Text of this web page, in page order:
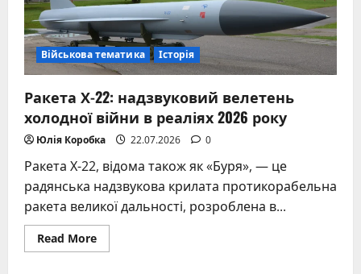
Військова тематика Історія
Ракета Х-22: надзвуковий велетень
холодної війни в реаліях 2026 року
Юлія Коробка 22.07.2026 0
Ракета Х-22, відома також як «Буря», — це
радянська надзвукова крилата протикорабельна
ракета великої дальності, розроблена в...
Read MoreRead
more